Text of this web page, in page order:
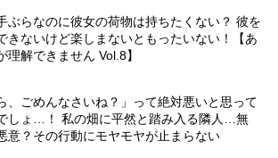
ぶらなのに彼女の荷物は持ちたくない？ 彼を
きないけど楽しまないともったいない！【あ
理解できません Vol.8】
、ごめんなさいね？」って絶対悪いと思って
しょ…！ 私の畑に平然と踏み入る隣人…無
意？その行動にモヤモヤが止まらない